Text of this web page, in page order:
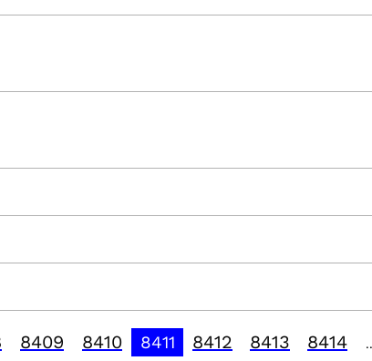
8409 8410 8411 8412 8413 8414